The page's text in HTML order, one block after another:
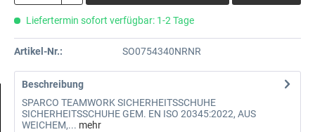
Liefertermin sofort verfügbar: 1-2 Tage
Artikel-Nr.: SO0754340NRNR
Beschreibung
SPARCO TEAMWORK SICHERHEITSSCHUHE
SICHERHEITSSCHUHE GEM. EN ISO 20345:2022, AUS
WEICHEM,... mehr